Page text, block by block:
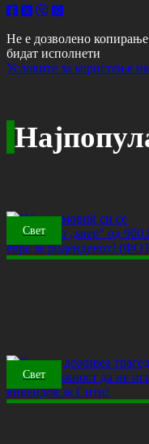
Не е дозволено
бидат исполнети
Условите за користење
Свет
Свет